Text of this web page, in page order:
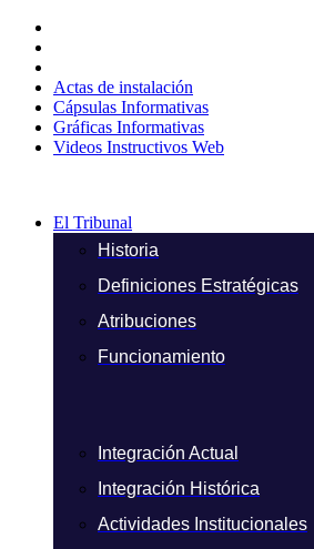
contenido
Actas de instalación
Cápsulas Informativas
Gráficas Informativas
Videos Instructivos Web
El Tribunal
Historia
Definiciones Estratégicas
Atribuciones
Funcionamiento
Integración Actual
Integración Histórica
Actividades Institucionales